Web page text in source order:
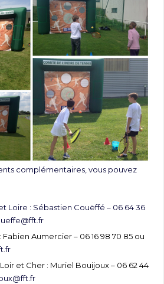
complémentaires, vous pouvez
Loire : Sébastien Couëffé – 06 64 36
Aumercier – 06 16 98 70 85 ou
et Cher : Muriel Bouijoux – 06 62 44